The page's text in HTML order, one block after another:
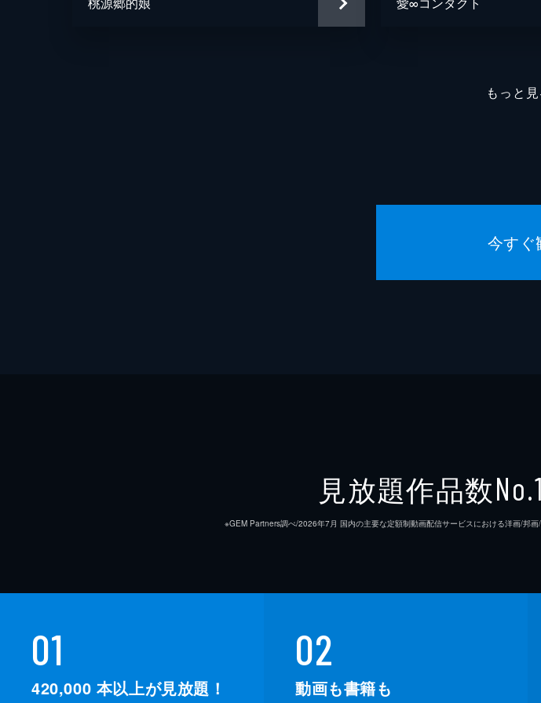
もっと見
今すぐ
見放題作品数No.1
※GEM Partners調べ/2026年7⽉ 国内の主要な定額制動画配信サービスにおける洋画/邦
01
420,000 本以上が見放題！
02
動画も書籍も